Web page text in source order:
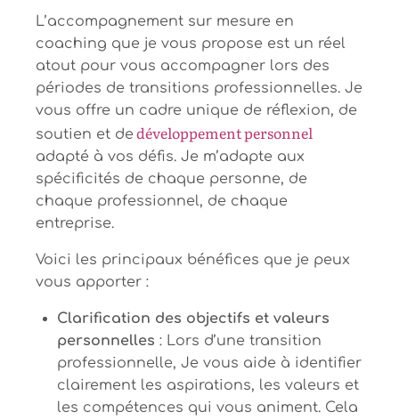
L’accompagnement sur mesure en
coaching que je vous propose est un réel
atout pour vous accompagner lors des
périodes de transitions professionnelles. Je
vous offre un cadre unique de réflexion, de
soutien et de développement personnel
adapté à vos défis. Je m’adapte aux
spécificités de chaque personne, de
chaque professionnel, de chaque
entreprise.
Voici les principaux bénéfices que je peux
vous apporter :
Clarification des objectifs et valeurs
personnelles : Lors d’une transition
professionnelle, Je vous aide à identifier
clairement les aspirations, les valeurs et
les compétences qui vous animent. Cela